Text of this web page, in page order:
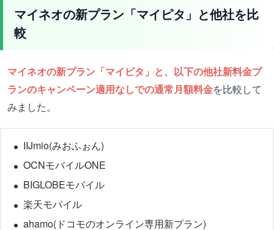
マイネオの新プラン「マイピタ」と他社を比
較
マイネオの新プラン「マイピタ」と、以下の他社新料金プ
ランのキャンペーン適用なしでの通常月額料金を比較して
みました。
IIJmio(みおふぉん)
OCNモバイルONE
BIGLOBEモバイル
楽天モバイル
ahamo(ドコモのオンライン専用新プラン)